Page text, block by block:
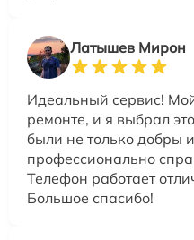
Латышев Мирон
Идеальный сервис!
ремонте, и я выбрал
были не только добры
профессионально
Телефон работает
Большое спасибо!